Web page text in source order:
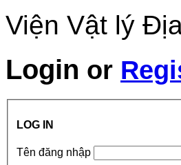
Viện Vật lý
Login or
LOG IN
Tên đăng nhập